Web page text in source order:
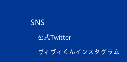
SNS
公式Twitter
ヴィヴィくんインスタグラム